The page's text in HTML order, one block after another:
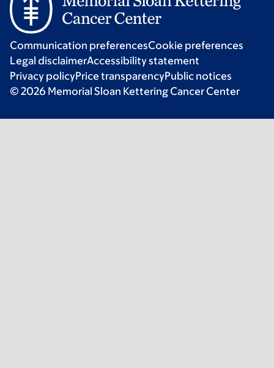
Communication preferencesCookie preferences
Legal disclaimerAccessibility statement
Privacy policyPrice transparencyPublic notices
© 2026 Memorial Sloan Kettering Cancer Center